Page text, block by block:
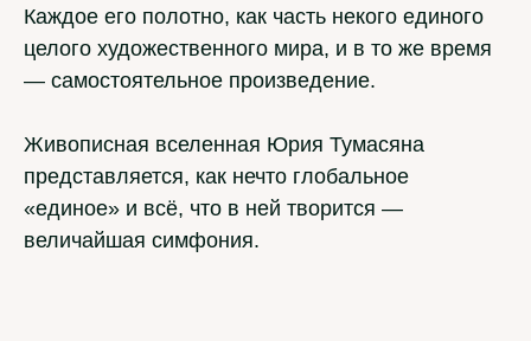
Каждое его полотно, как часть некого единого
целого художественного мира, и в то же время
— самостоятельное произведение.
Живописная вселенная Юрия Тумасяна
представляется, как нечто глобальное
«единое» и всё, что в ней творится —
величайшая симфония.